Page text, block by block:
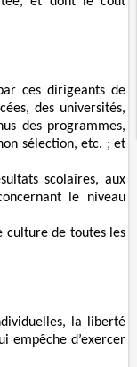
ces dirigeants de
des universités,
des programmes,
sélection, etc. ; et
scolaires, aux
le niveau
culture de toutes les
la liberté
empêche d’exercer